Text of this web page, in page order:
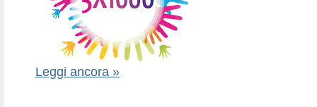
Leggi ancora »